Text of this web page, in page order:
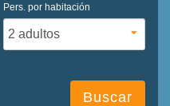
Pers. por habitación
Buscar